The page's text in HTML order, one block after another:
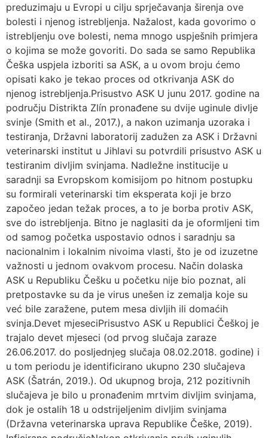
preduzimaju u Evropi u cilju sprječavanja širenja ove
bolesti i njenog istrebljenja. Nažalost, kada govorimo o
istrebljenju ove bolesti, nema mnogo uspješnih primjera
o kojima se može govoriti. Do sada se samo Republika
Češka uspjela izboriti sa ASK, a u ovom broju ćemo
opisati kako je tekao proces od otkrivanja ASK do
njenog istrebljenja.Prisustvo ASK U junu 2017. godine na
području Distrikta Zlín pronađene su dvije uginule divlje
svinje (Smith et al., 2017.), a nakon uzimanja uzoraka i
testiranja, Državni laboratorij zadužen za ASK i Državni
veterinarski institut u Jihlavi su potvrdili prisustvo ASK u
testiranim divljim svinjama. Nadležne institucije u
saradnji sa Evropskom komisijom po hitnom postupku
su formirali veterinarski tim eksperata koji je brzo
započeo jedan težak proces, a to je borba protiv ASK,
sve do istrebljenja. Bitno je naglasiti da je oformljeni tim
od samog početka uspostavio odnos i saradnju sa
nacionalnim i lokalnim nivoima vlasti, što je od izuzetne
važnosti u jednom ovakvom procesu. Način dolaska
ASK u Republiku Češku u početku nije bio poznat, ali
pretpostavke su da je virus unešen iz zemalja koje su
već bile zaražene, putem mesa divljih ili domaćih
svinja.Devet mjeseciPrisustvo ASK u Republici Češkoj je
trajalo devet mjeseci (od prvog slučaja zaraze
26.06.2017. do posljednjeg slučaja 08.02.2018. godine) i
u tom periodu je identificirano ukupno 230 slučajeva
ASK (Šatrán, 2019.). Od ukupnog broja, 212 pozitivnih
slučajeva je bilo u pronađenim mrtvim divljim svinjama,
dok je ostalih 18 u odstrijeljenim divljim svinjama
(Državna veterinarska uprava Republike Češke, 2019).